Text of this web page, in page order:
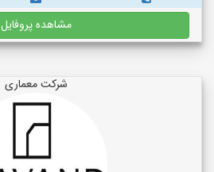
مشاهده پروفایل
شرکت معماری